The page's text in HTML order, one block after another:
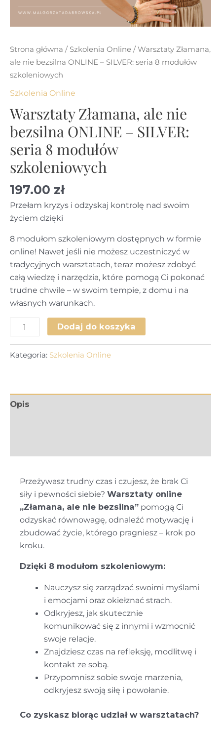
Strona główna / Szkolenia Online / Warsztaty Złamana,
ale nie bezsilna ONLINE – SILVER: seria 8 modułów
szkoleniowych
Szkolenia Online
Warsztaty Złamana, ale nie
bezsilna ONLINE – SILVER:
seria 8 modułów
szkoleniowych
197.00 zł
Przełam kryzys i odzyskaj kontrolę nad swoim
życiem dzięki
8 modułom szkoleniowym dostępnych w formie
online! Nawet jeśli nie możesz uczestniczyć w
tradycyjnych warsztatach, teraz możesz zdobyć
całą wiedzę i narzędzia, które pomogą Ci pokonać
trudne chwile – w swoim tempie, z domu i na
własnych warunkach.
ilość
Warsztaty
ONLINE
szkoleniowych
Dodaj do koszyka
Kategoria: Szkolenia Online
Opis
Przeżywasz trudny czas i czujesz, że brak Ci
siły i pewności siebie? Warsztaty online
„Złamana, ale nie bezsilna” pomogą Ci
odzyskać równowagę, odnaleźć motywację i
zbudować życie, którego pragniesz – krok po
kroku.
Dzięki 8 modułom szkoleniowym:
Nauczysz się zarządzać swoimi myślami
i emocjami oraz okiełznać strach.
Odkryjesz, jak skutecznie
komunikować się z innymi i wzmocnić
swoje relacje.
Znajdziesz czas na refleksję, modlitwę i
kontakt ze sobą.
Przypomnisz sobie swoje marzenia,
odkryjesz swoją siłę i powołanie.
Co zyskasz biorąc udział w warsztatach?